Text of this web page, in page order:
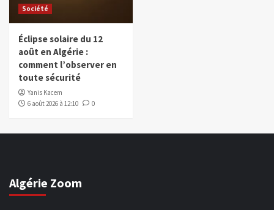
Société
Éclipse solaire du 12
août en Algérie :
comment l’observer en
toute sécurité
Yanis Kacem
6 août 2026 à 12:10
0
Algérie Zoom